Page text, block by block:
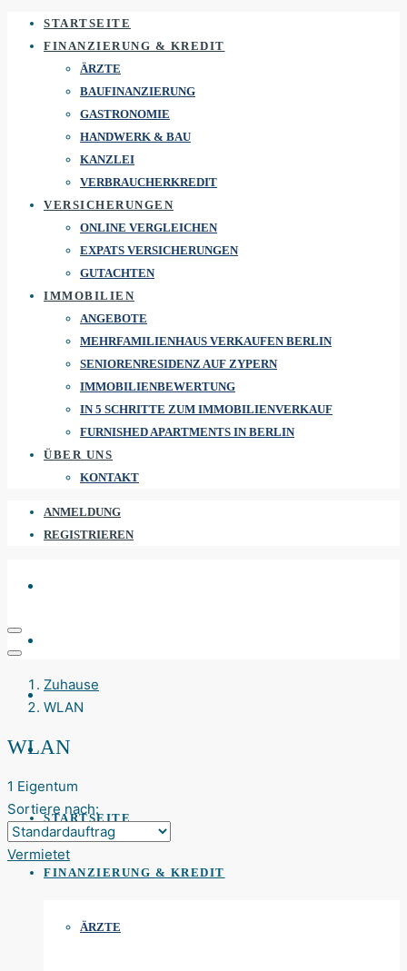
STARTSEITE
FINANZIERUNG & KREDIT
ÄRZTE
BAUFINANZIERUNG
GASTRONOMIE
HANDWERK & BAU
KANZLEI
VERBRAUCHERKREDIT
VERSICHERUNGEN
ONLINE VERGLEICHEN
EXPATS VERSICHERUNGEN
GUTACHTEN
IMMOBILIEN
ANGEBOTE
MEHRFAMILIENHAUS VERKAUFEN BERLIN
SENIORENRESIDENZ AUF ZYPERN
IMMOBILIENBEWERTUNG
IN 5 SCHRITTE ZUM IMMOBILIENVERKAUF
FURNISHED APARTMENTS IN BERLIN
ÜBER UNS
KONTAKT
ANMELDUNG
REGISTRIEREN
STARTSEITE
FINANZIERUNG & KREDIT
ÄRZTE
Zuhause
WLAN
WLAN
1 Eigentum
Sortiere nach:
Vermietet